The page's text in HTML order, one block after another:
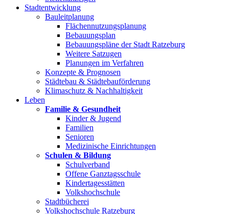
Stadtentwicklung
Bauleitplanung
Flächennutzungsplanung
Bebauungsplan
Bebauungspläne der Stadt Ratzeburg
Weitere Satzugen
Planungen im Verfahren
Konzepte & Prognosen
Städtebau & Städtebauförderung
Klimaschutz & Nachhaltigkeit
Leben
Familie & Gesundheit
Kinder & Jugend
Familien
Senioren
Medizinische Einrichtungen
Schulen & Bildung
Schulverband
Offene Ganztagsschule
Kindertagesstätten
Volkshochschule
Stadtbücherei
Volkshochschule Ratzeburg